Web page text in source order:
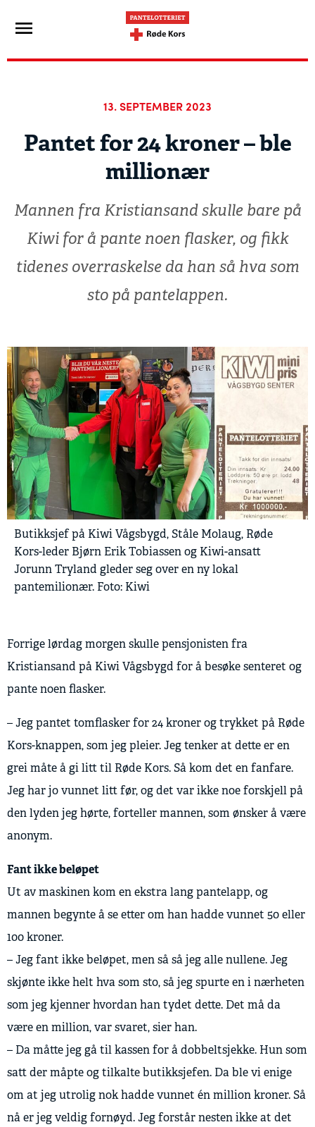
13. SEPTEMBER 2023
Pantet for 24 kroner – ble
millionær
Mannen fra Kristiansand skulle bare på
Kiwi for å pante noen flasker, og fikk
tidenes overraskelse da han så hva som
sto på pantelappen.
Butikksjef på Kiwi Vågsbygd, Ståle Molaug, Røde
Kors-leder Bjørn Erik Tobiassen og Kiwi-ansatt
Jorunn Tryland gleder seg over en ny lokal
pantemilionær. Foto: Kiwi
Forrige lørdag morgen skulle pensjonisten fra
Kristiansand på Kiwi Vågsbygd for å besøke senteret og
pante noen flasker.
– Jeg pantet tomflasker for 24 kroner og trykket på Røde
Kors-knappen, som jeg pleier. Jeg tenker at dette er en
grei måte å gi litt til Røde Kors. Så kom det en fanfare.
Jeg har jo vunnet litt før, og det var ikke noe forskjell på
den lyden jeg hørte, forteller mannen, som ønsker å være
anonym.
Fant ikke beløpet
Ut av maskinen kom en ekstra lang pantelapp, og
mannen begynte å se etter om han hadde vunnet 50 eller
100 kroner.
– Jeg fant ikke beløpet, men så så jeg alle nullene. Jeg
skjønte ikke helt hva som sto, så jeg spurte en i nærheten
som jeg kjenner hvordan han tydet dette. Det må da
være en million, var svaret, sier han.
– Da måtte jeg gå til kassen for å dobbeltsjekke. Hun som
satt der måpte og tilkalte butikksjefen. Da ble vi enige
om at jeg utrolig nok hadde vunnet én million kroner. Så
nå er jeg veldig fornøyd. Jeg forstår nesten ikke at det